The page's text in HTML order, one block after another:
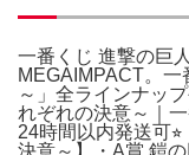
一番くじ 進撃の巨
MEGAIMPACT。
～」全ラインナッ
れぞれの決意～｜
24時間以内発送可
決意～】・A賞 鎧